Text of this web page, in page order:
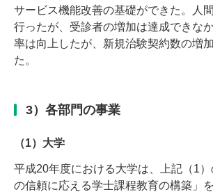
サービス機能改善の基礎ができた。人
行ったが、受診者の増加は達成できな
率は向上したが、新規治験契約数の増
た。
3）各部門の事業
（1）大学
平成20年度における大学は、上記（1
の信頼に応える学士課程教育の構築」